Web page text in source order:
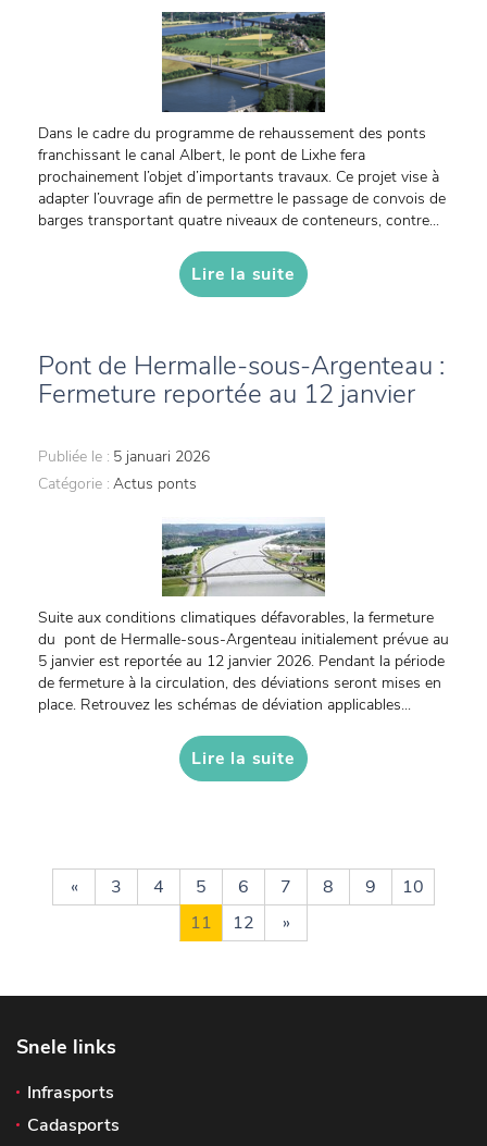
Dans le cadre du programme de rehaussement des ponts
franchissant le canal Albert, le pont de Lixhe fera
prochainement l’objet d’importants travaux. Ce projet vise à
adapter l’ouvrage afin de permettre le passage de convois de
barges transportant quatre niveaux de conteneurs, contre...
Lire la suite
Pont de Hermalle-sous-Argenteau :
Fermeture reportée au 12 janvier
Publiée le : 5 januari 2026
Catégorie : Actus ponts
Suite aux conditions climatiques défavorables, la fermeture
du pont de Hermalle-sous-Argenteau initialement prévue au
5 janvier est reportée au 12 janvier 2026. Pendant la période
de fermeture à la circulation, des déviations seront mises en
place. Retrouvez les schémas de déviation applicables...
Lire la suite
« 3 4 5 6 7 8 9
10
11
12 »
Snele links
Infrasports
Cadasports